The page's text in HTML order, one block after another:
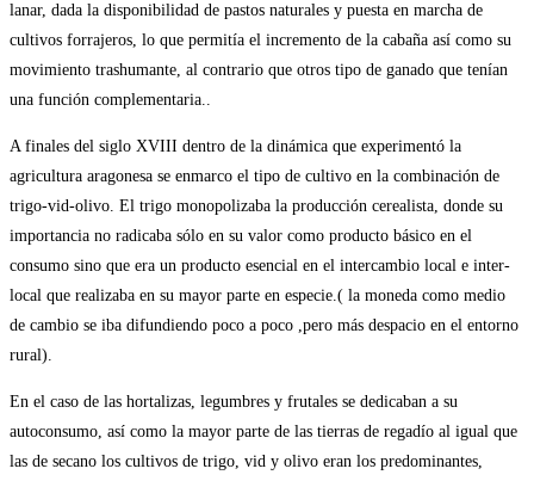
lanar, dada la disponibilidad de pastos naturales y puesta en marcha de
cultivos forrajeros, lo que permitía el incremento de la cabaña así como su
movimiento trashumante, al contrario que otros tipo de ganado que tenían
una función complementaria..
A finales del siglo XVIII dentro de la dinámica que experimentó la
agricultura aragonesa se enmarco el tipo de cultivo en la combinación de
trigo-vid-olivo. El trigo monopolizaba la producción cerealista, donde su
importancia no radicaba sólo en su valor como producto básico en el
consumo sino que era un producto esencial en el intercambio local e inter-
local que realizaba en su mayor parte en especie.( la moneda como medio
de cambio se iba difundiendo poco a poco ,pero más despacio en el entorno
rural).
En el caso de las hortalizas, legumbres y frutales se dedicaban a su
autoconsumo, así como la mayor parte de las tierras de regadío al igual que
las de secano los cultivos de trigo, vid y olivo eran los predominantes,